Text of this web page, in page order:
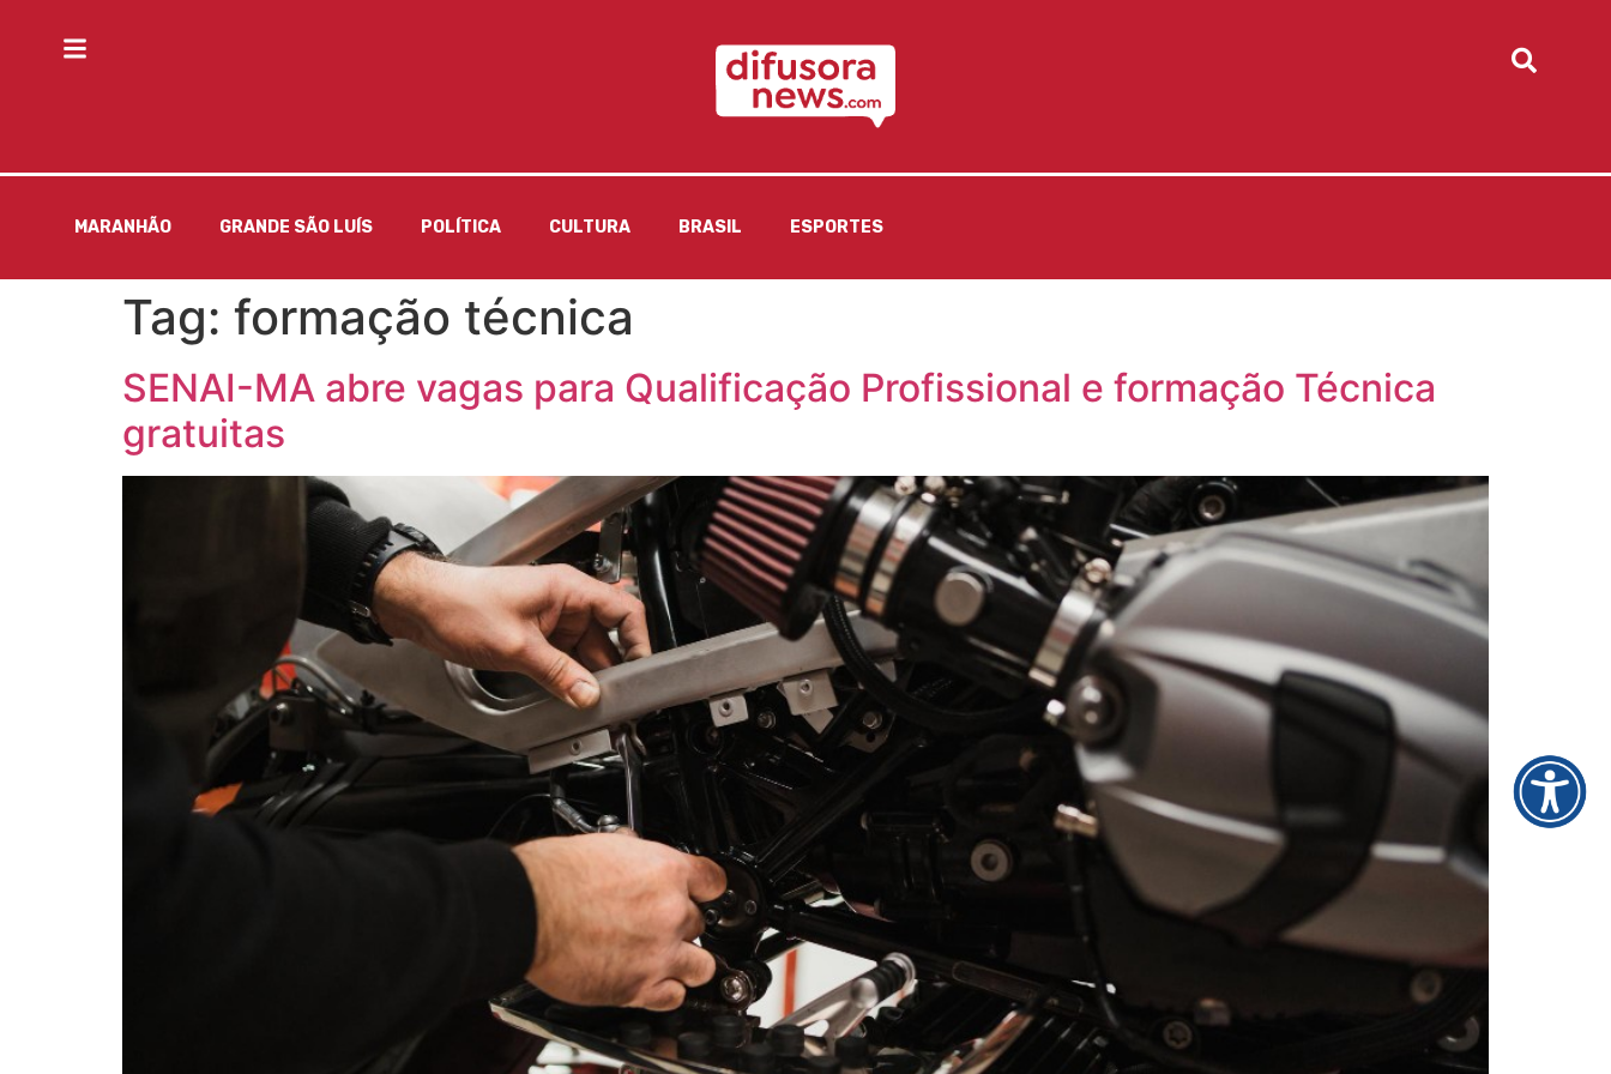
MARANHÃO GRANDE SÃO LUÍS POLÍTICA CULTURA BRASIL ESPORTES
Tag: formação técnica
SENAI-MA abre vagas para Qualificação Profissional e formação Técnica
gratuitas